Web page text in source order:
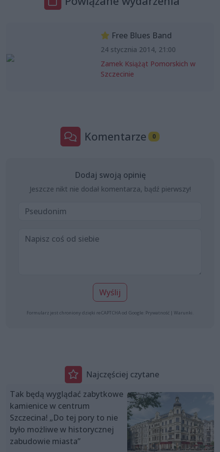
Free Blues Band
24 stycznia 2014, 21:00
Zamek Książąt Pomorskich w
Szczecinie
Komentarze 0
Dodaj swoją opinię
Jeszcze nikt nie dodał komentarza, bądź pierwszy!
Wyślij
Formularz jest chroniony dzięki reCAPTCHA od Google: Prywatność | Warunki
Najczęściej czytane
Tak będą wyglądać zabytkowe
kamienice w centrum
Szczecina! „Do tej pory to nie
było możliwe w historycznej
zabudowie miasta”